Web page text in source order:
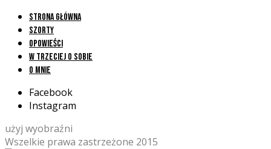
Strona główna
Szorty
Opowieści
W trzeciej o sobie
O mnie
Facebook
Instagram
użyj wyobraźni
Wszelkie prawa zastrzeżone 2015